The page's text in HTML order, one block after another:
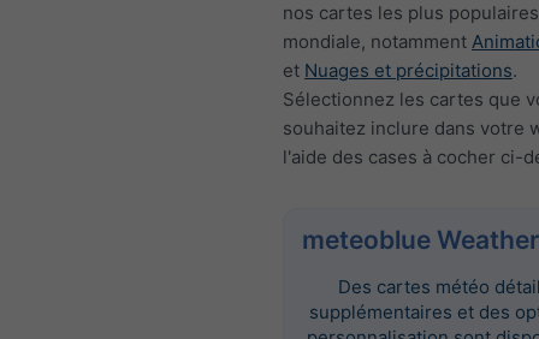
nos cartes les plus
mondiale, notamment
et Nuages et précipitations.
Sélectionnez les cartes que
souhaitez inclure dans votre
l'aide des cases à cocher ci-
meteoblue
Des cartes météo
supplémentaires et des